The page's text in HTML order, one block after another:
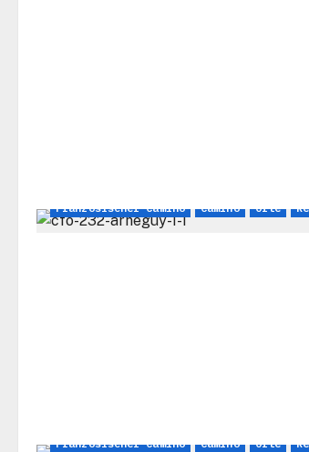
Französischer Camino Camino Orte
Französischer Camino Camino Orte